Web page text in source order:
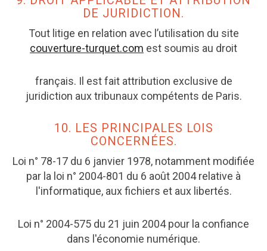
DE JURIDICTION.
Tout litige en relation avec l’utilisation du site
couverture-turquet.com est soumis au droit
français. Il est fait attribution exclusive de
juridiction aux tribunaux compétents de Paris.
10. LES PRINCIPALES LOIS
CONCERNÉES.
Loi n° 78-17 du 6 janvier 1978, notamment modifiée
par la loi n° 2004-801 du 6 août 2004 relative à
l'informatique, aux fichiers et aux libertés.
Loi n° 2004-575 du 21 juin 2004 pour la confiance
dans l'économie numérique.